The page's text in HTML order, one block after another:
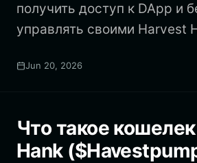
получить доступ к DApp и
управлять своими Harvest
Jun 20, 2026
Что такое
Hank